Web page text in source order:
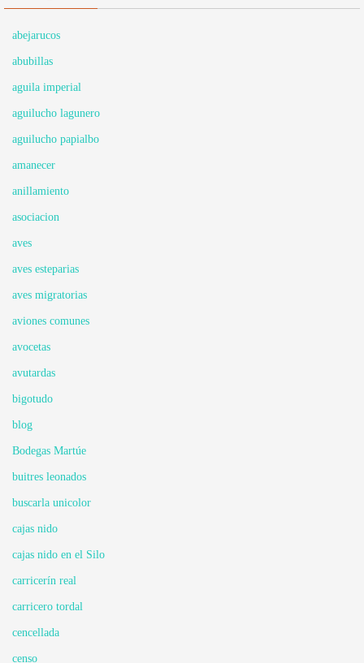
abejarucos
abubillas
aguila imperial
aguilucho lagunero
aguilucho papialbo
amanecer
anillamiento
asociacion
aves
aves esteparias
aves migratorias
aviones comunes
avocetas
avutardas
bigotudo
blog
Bodegas Martúe
buitres leonados
buscarla unicolor
cajas nido
cajas nido en el Silo
carricerín real
carricero tordal
cencellada
censo